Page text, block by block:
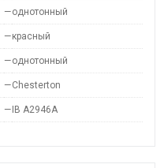
—однотонный
—красный
—однотонный
—Chesterton
— IB A2946A